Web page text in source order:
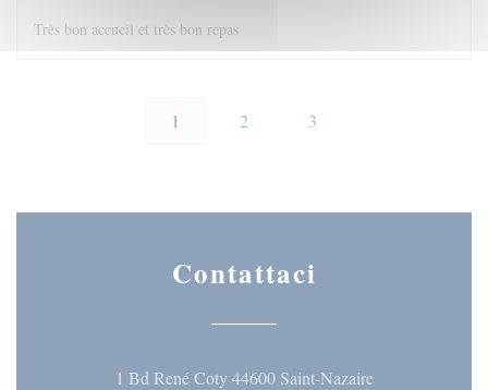
Très bon accueil et très bon repas
1 2 3
Contattaci
1 Bd René Coty 44600 Saint-Nazaire((apre una